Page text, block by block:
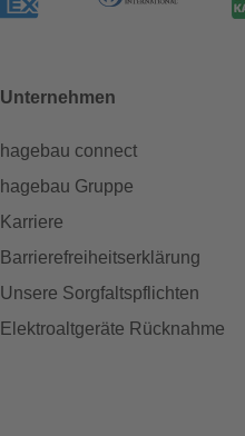
Unternehmen
hagebau connect
hagebau Gruppe
Karriere
Barrierefreiheitserklärung
Unsere Sorgfaltspflichten
Elektroaltgeräte Rücknahme